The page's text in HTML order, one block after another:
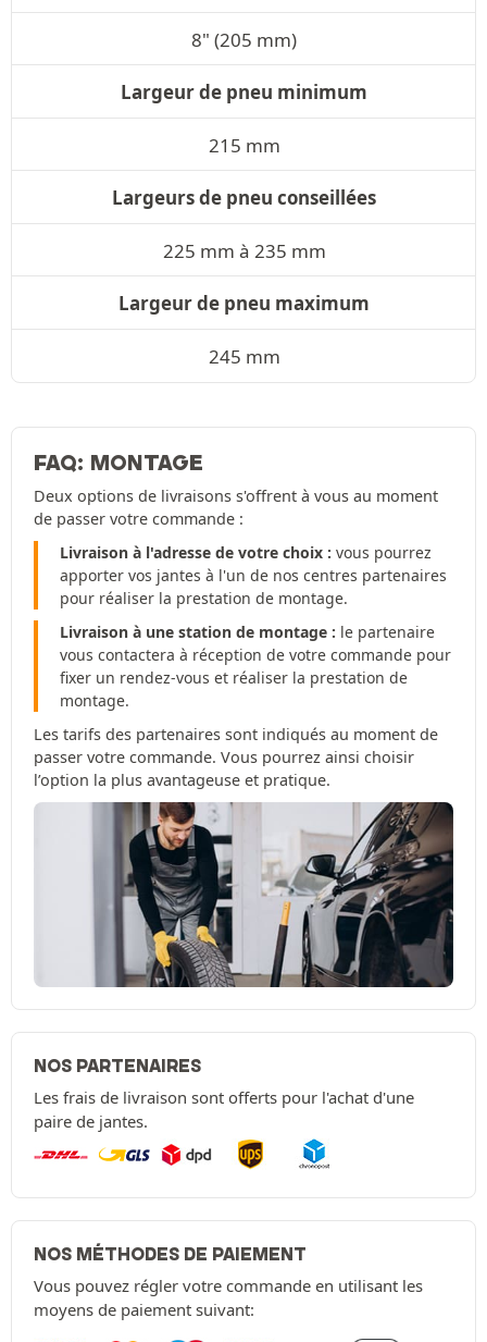
8" (205 mm)
Largeur de pneu minimum
215 mm
Largeurs de pneu conseillées
225 mm à 235 mm
Largeur de pneu maximum
245 mm
FAQ: MONTAGE
Deux options de livraisons s'offrent à vous au moment
de passer votre commande :
Livraison à l'adresse de votre choix : vous pourrez
apporter vos jantes à l'un de nos centres partenaires
pour réaliser la prestation de montage.
Livraison à une station de montage : le partenaire
vous contactera à réception de votre commande pour
fixer un rendez-vous et réaliser la prestation de
montage.
Les tarifs des partenaires sont indiqués au moment de
passer votre commande. Vous pourrez ainsi choisir
l’option la plus avantageuse et pratique.
NOS PARTENAIRES
Les frais de livraison sont offerts pour l'achat d'une
paire de jantes.
NOS MÉTHODES DE PAIEMENT
Vous pouvez régler votre commande en utilisant les
moyens de paiement suivant: